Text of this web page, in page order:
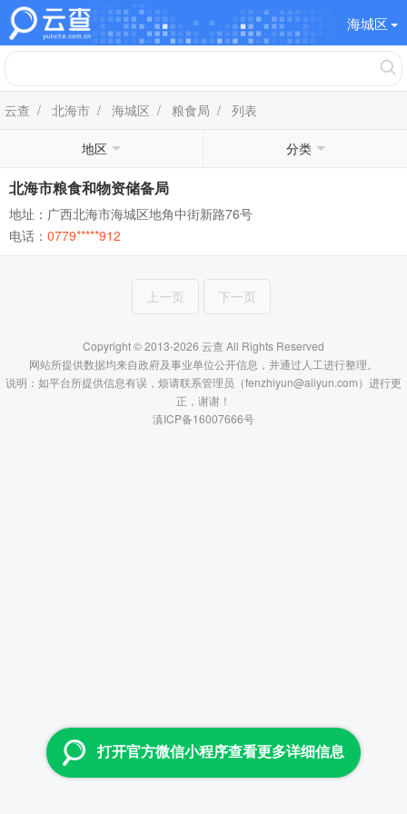
海城区
云查 / 北海市 / 海城区 / 粮食局 / 列表
地区 分类
北海市粮食和物资储备局
地址：广西北海市海城区地角中街新路76号
电话： 0779*****912
上一页 下一页
Copyright © 2013-2026 云查 All Rights Reserved
网站所提供数据均来自政府及事业单位公开信息，并通过人工进行整理。
说明：如平台所提供信息有误，烦请联系管理员（fenzhiyun@aliyun.com）进行更
正，谢谢！
滇ICP备16007666号
打开官方微信小程序查看更多详细信息